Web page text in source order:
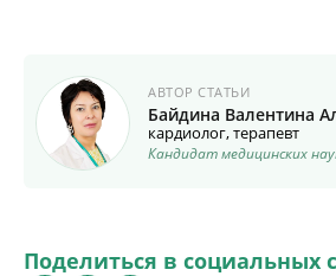
АВТОР СТАТЬИ
Байдина Валентина
кардиолог, терапевт
Кандидат медицинских
Поделиться в социальных